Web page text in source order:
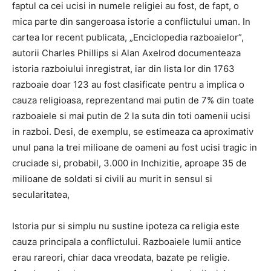
faptul ca cei ucisi in numele religiei au fost, de fapt, o
mica parte din sangeroasa istorie a conflictului uman. In
cartea lor recent publicata, „Enciclopedia razboaielor”,
autorii Charles Phillips si Alan Axelrod documenteaza
istoria razboiului inregistrat, iar din lista lor din 1763
razboaie doar 123 au fost clasificate pentru a implica o
cauza religioasa, reprezentand mai putin de 7% din toate
razboaiele si mai putin de 2 la suta din toti oamenii ucisi
in razboi. Desi, de exemplu, se estimeaza ca aproximativ
unul pana la trei milioane de oameni au fost ucisi tragic in
cruciade si, probabil, 3.000 in Inchizitie, aproape 35 de
milioane de soldati si civili au murit in sensul si
secularitatea,
Istoria pur si simplu nu sustine ipoteza ca religia este
cauza principala a conflictului. Razboaiele lumii antice
erau rareori, chiar daca vreodata, bazate pe religie.